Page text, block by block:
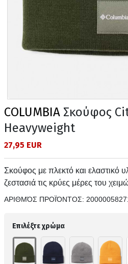
COLUMBIA Σκούφος
Heavyweight
27,95 EUR
Σκούφος με πλεκτό και ελαστικό
ζεστασιά τις κρύες μέρες του
ΑΡΙΘΜΌΣ ΠΡΟΪΌΝΤΟΣ:
Επιλέξτε χρώμα